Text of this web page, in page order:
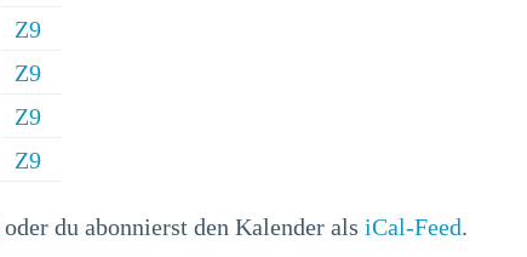
Z9
Z9
Z9
Z9
oder du abonnierst den Kalender als iCal-Feed.